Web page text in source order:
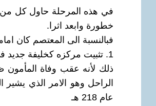
في هذه المرحلة حاول كل من
خطورة وابعد اثرا.
فبالنسبة الى المعتصم كان
1. تثبيت مركزه كخليفة جديد في الدولة العباسية
ذلك لأنه عقب وفاة المأمون
الراحل وهو الامر الذي
عام 218 هـ